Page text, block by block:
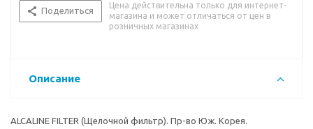
Поделиться
Цена действительна только для интернет-
магазина и может отличаться от цен в
розничных магазинах
Описание
ALCALINE FILTER (Щелочной фильтр). Пр-во Юж. Корея.